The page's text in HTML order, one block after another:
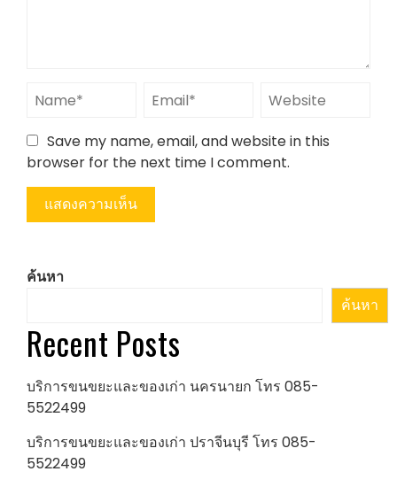
Save my name, email, and website in this
browser for the next time I comment.
ค้นหา
ค้นหา
Recent Posts
บริการขนขยะและของเก่า นครนายก โทร 085-
5522499
บริการขนขยะและของเก่า ปราจีนบุรี โทร 085-
5522499